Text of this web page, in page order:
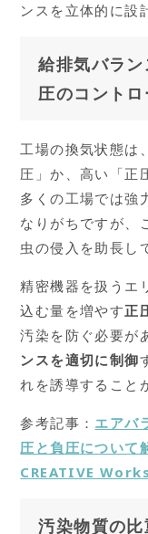
ンスを立体的に設
給排気バラ
圧のコント
工場の換気状態は
圧」か、高い「正
多くの工場では強
なりがちですが、
虫の侵入を助長し
精密機器を扱うエ
込む量を増やす正
汚染を防ぐ必要が
ンスを適切に制御
れを誘導すること
参考記事： エアバ
圧と負圧につい
CREATIVE Works
汚染物質の